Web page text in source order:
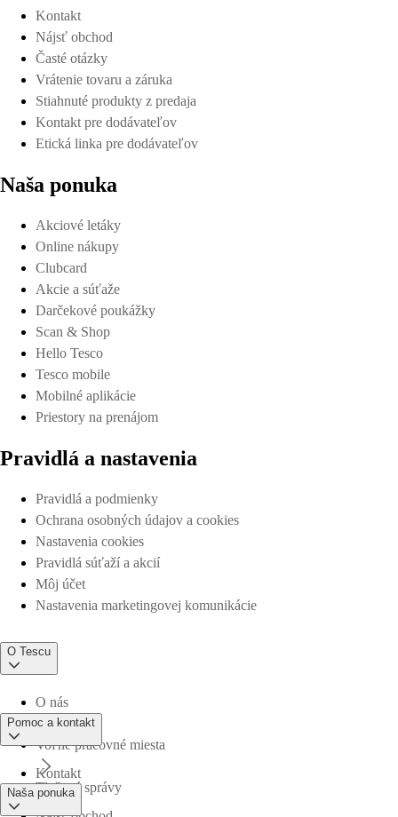
Kontakt
Nájsť obchod
Časté otázky
Vrátenie tovaru a záruka
Stiahnuté produkty z predaja
Kontakt pre dodávateľov
Etická linka pre dodávateľov
Naša ponuka
Akciové letáky
Online nákupy
Clubcard
Akcie a súťaže
Darčekové poukážky
Scan & Shop
Hello Tesco
Tesco mobile
Mobilné aplikácie
Priestory na prenájom
Pravidlá a nastavenia
Pravidlá a podmienky
Ochrana osobných údajov a cookies
Nastavenia cookies
Pravidlá súťaží a akcií
Môj účet
Nastavenia marketingovej komunikácie
O Tescu
O nás
Voľné pracovné miesta
Tlačové správy
Pomoc a kontakt
Kontakt
Naša ponuka